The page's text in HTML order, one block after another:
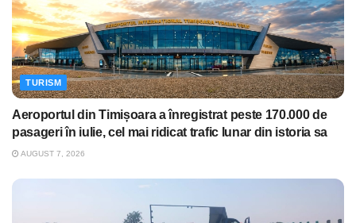
TURISM
Aeroportul din Timișoara a înregistrat peste 170.000 de
pasageri în iulie, cel mai ridicat trafic lunar din istoria sa
AUGUST 7, 2026